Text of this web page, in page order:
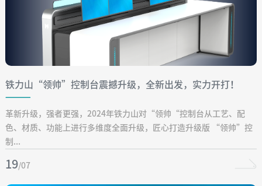
铁力山“领帅”控制台震撼升级，全新出发，实力开打！
革新升级，强者更强，2024年铁力山对“领帅“控制台从工艺、配
色、材质、功能上进行多维度全面升级，匠心打造升级版 “领帅”控
制...
19/07